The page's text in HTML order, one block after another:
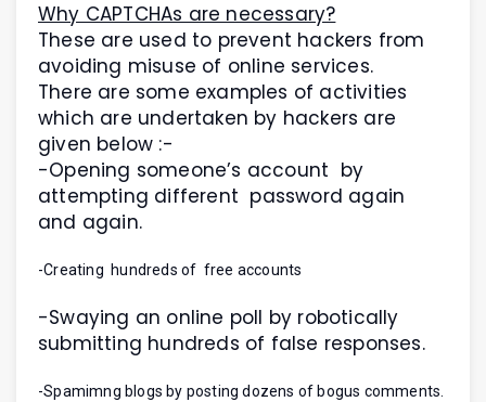
Why CAPTCHAs are necessary?
These are used to prevent hackers from
avoiding misuse of online services.
There are some examples of activities
which are undertaken by hackers are
given below :-
-Opening someone’s account by
attempting different password again
and again.
-Creating hundreds of free accounts
-Swaying an online poll by robotically
submitting hundreds of false responses.
-Spamimng blogs by posting dozens of bogus comments.